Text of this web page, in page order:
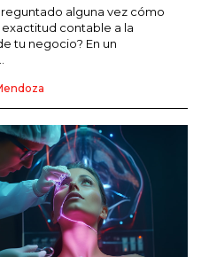
INFLUENCERS
EMPRESARIALES
STARTUPS TECNOLÓGICAS
LA EXPERIENCIA DEL
alguna vez cómo
contable a la
tu negocio? En un